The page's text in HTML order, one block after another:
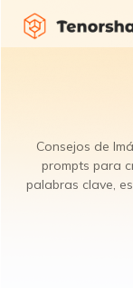
Consejos de
prompts para
palabras clave,